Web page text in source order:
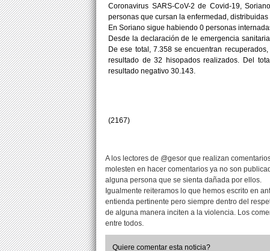
Coronavirus SARS-CoV-2 de Covid-19,
personas que cursan la enfermedad,
En Soriano sigue habiendo 0 personas
Desde la declaración de le emergencia
De ese total, 7.358 se encuentran
resultado de 32 hisopados realizados. Del
resultado negativo 30.143.
(2167)
A los lectores de @gesor que realizan
molesten en hacer comentarios ya no son
alguna persona que se sienta dañada por ellos.
Igualmente reiteramos lo que hemos escrito en
entienda pertinente pero siempre dentro del
de alguna manera inciten a la violencia. Los
entre todos.
Quiere comentar esta noticia?